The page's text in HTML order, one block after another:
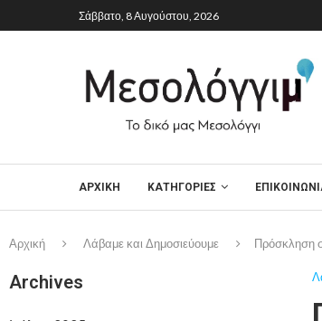
Σάββατο, 8 Αυγούστου, 2026
ΑΡΧΙΚΉ ΚΑΤΗΓΟΡΙΕΣ
Αρχική Λάβαμε και Δημοσιεύουμε Πρόσκληση
Archives